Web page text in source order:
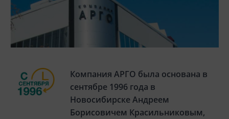
Компания АРГО была основана в
сентябре 1996 года в
Новосибирске Андреем
Борисовичем Красильниковым,